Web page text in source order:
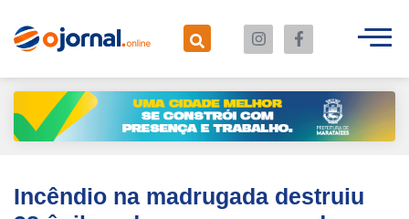
Incêndio na madrugada destruiu